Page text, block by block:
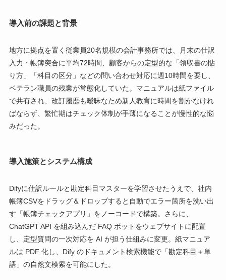
導入前の課題と背景
地方に拠点を置く従業員20名規模の会計事務所では、月末の仕訳
入力・帳簿突合に平均72時間、顧客からの定型的な「領収書の貼
り方」「科目の区分」などの問い合わせ対応に週10時間を要し、
ベテラン職員の残業が常態化していた。マニュアルは紙ファイル
で共有され、改訂履歴も曖昧なため新人教育に時間を割かなけれ
ばならず、繁忙期はチェック体制が手薄になることが慢性的な悩
みだった。
導入施策とシステム構成
Difyに仕訳ルールと勘定科目マスターを学習させたうえで、社内
帳簿CSVをドラッグ＆ドロップすると自動でエラー箇所を洗い出
す「帳簿チェックアプリ」をノーコードで構築。さらに、
ChatGPT API を組み込んだ FAQ ボットをウェブサイトに配置
し、定型質問の一次対応を AI が担う仕組みに変更。紙マニュア
ルは PDF 化し、Dify のドキュメント検索機能で「勘定科目＋単
語」の自然文検索を可能にした。